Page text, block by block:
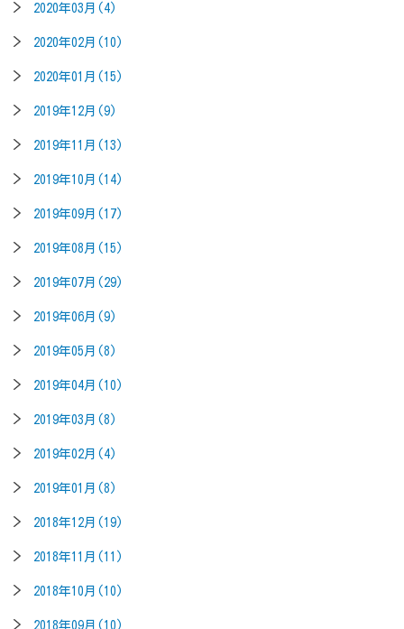
2020年03月(4)
2020年02月(10)
2020年01月(15)
2019年12月(9)
2019年11月(13)
2019年10月(14)
2019年09月(17)
2019年08月(15)
2019年07月(29)
2019年06月(9)
2019年05月(8)
2019年04月(10)
2019年03月(8)
2019年02月(4)
2019年01月(8)
2018年12月(19)
2018年11月(11)
2018年10月(10)
2018年09月(10)